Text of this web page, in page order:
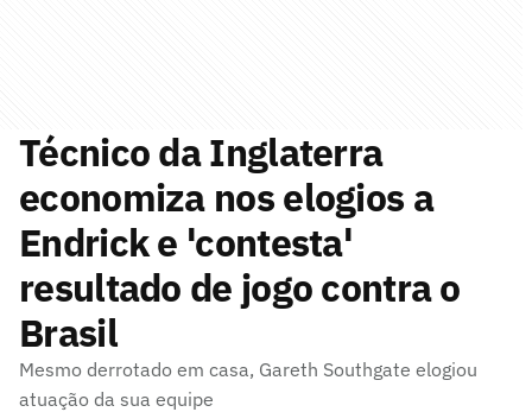
Técnico da Inglaterra
economiza nos elogios a
Endrick e 'contesta'
resultado de jogo contra o
Brasil
Mesmo derrotado em casa, Gareth Southgate elogiou
atuação da sua equipe